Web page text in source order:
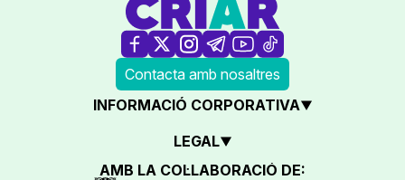
Contacta amb nosaltres
INFORMACIÓ CORPORATIVA
LEGAL
AMB LA COL·LABORACIÓ DE: